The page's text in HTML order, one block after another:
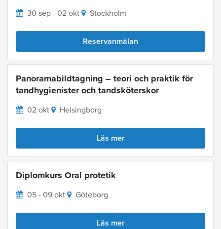
30 sep - 02 okt Stockholm
Reservanmälan
Panoramabildtagning – teori och praktik för
tandhygienister och tandsköterskor
02 okt Helsingborg
Läs mer
Diplomkurs Oral protetik
05 - 09 okt Göteborg
Läs mer